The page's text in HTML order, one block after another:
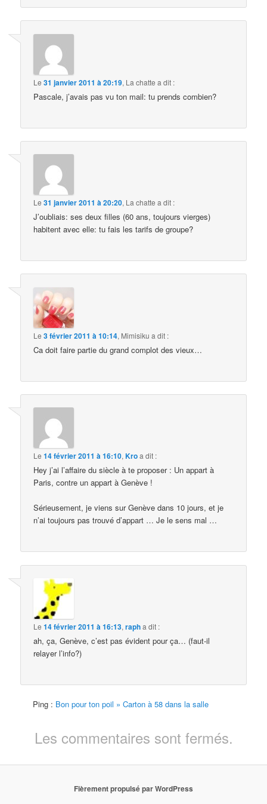
Le31 janvier 2011 à 20:19, La chatte a dit :
Pascale, j’avais pas vu ton mail: tu prends combien?
Le31 janvier 2011 à 20:20, La chatte a dit :
J’oubliais: ses deux filles (60 ans, toujours vierges)
habitent avec elle: tu fais les tarifs de groupe?
Le3 février 2011 à 10:14, Mimisiku a dit :
Ca doit faire partie du grand complot des vieux…
Le14 février 2011 à 16:10,Kroa dit :
Hey j’ai l’affaire du siècle à te proposer : Un appart à
Paris, contre un appart à Genève !
Sérieusement, je viens sur Genève dans 10 jours, et je
n’ai toujours pas trouvé d’appart … Je le sens mal …
Le14 février 2011 à 16:13,rapha dit :
ah, ça, Genève, c’est pas évident pour ça… (faut-il
relayer l’info?)
Ping : Bon pour ton poil » Carton à 58 dans la salle
Les commentaires sont fermés.
Fièrement propulsé par WordPress